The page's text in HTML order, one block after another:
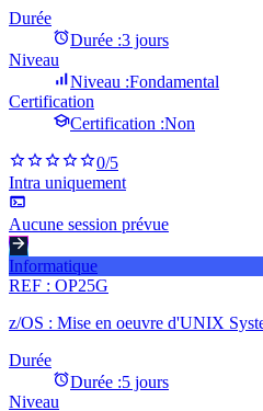
Durée
Durée :3 jours
Niveau
Niveau :Fondamental
Certification
Certification :Non
0/5
Intra uniquement
Aucune session prévue
Informatique
REF : OP25G
z/OS : Mise en oeuvre d'UNIX
Durée
Durée :5 jours
Niveau